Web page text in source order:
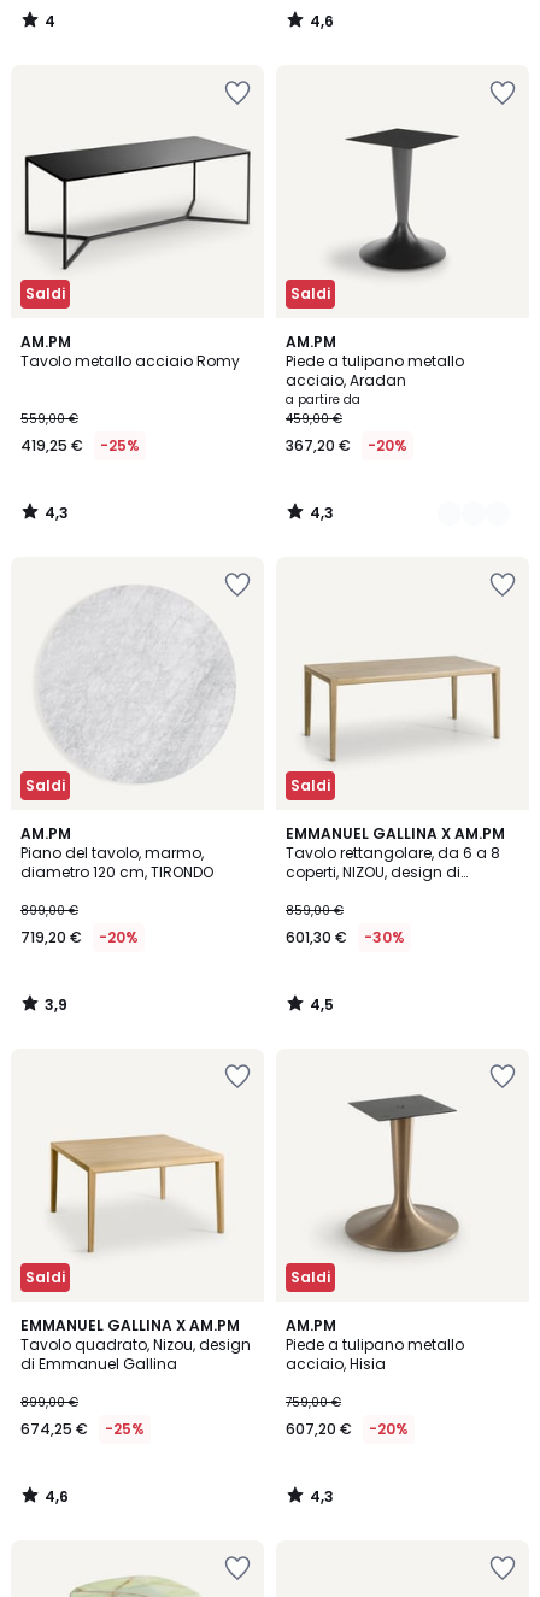
4
/
4,6
/
Saldi
AM.PM
Tavolo metallo acciaio Romy
559,00 €
419,25 € -25%
4,3
/ 5
4,3
/
Saldi
AM.PM
Piede a tulipano metallo
acciaio, Aradan
a partire da
459,00 €
367,20 € -20%
4,3
/ 5
3
Colori
4,3
/
Saldi
AM.PM
Piano del tavolo, marmo,
diametro 120 cm, TIRONDO
899,00 €
719,20 € -20%
3,9
/ 5
3,9
/
Saldi
EMMANUEL GALLINA X AM.PM
Tavolo rettangolare, da 6 a 8
coperti, NIZOU, design di
859,00 €
601,30 € -30%
4,5
/ 5
4,5
/
Saldi
EMMANUEL GALLINA X AM.PM
Tavolo quadrato, Nizou, design
di Emmanuel Gallina
899,00 €
674,25 € -25%
4,6
/ 5
4,6
/
Saldi
AM.PM
Piede a tulipano metallo
acciaio, Hisia
759,00 €
607,20 € -20%
4,3
/ 5
4,3
/